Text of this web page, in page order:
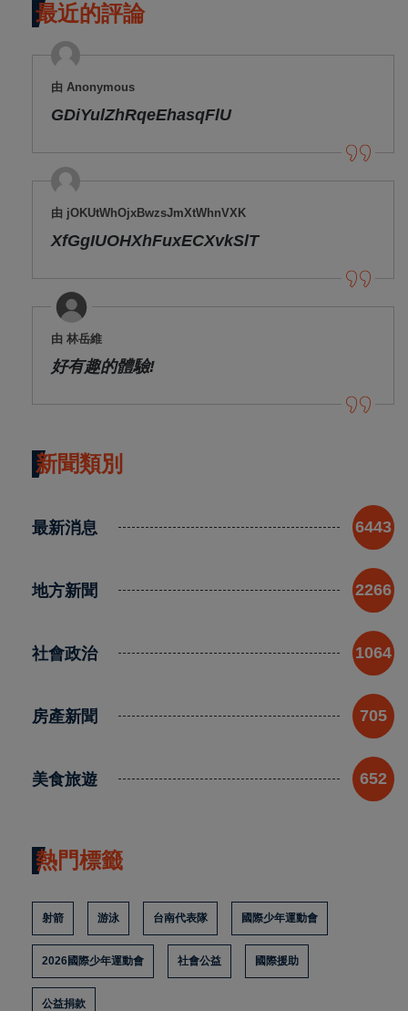
最近的評論
由 Anonymous
GDiYulZhRqeEhasqFlU
由 jOKUtWhOjxBwzsJmXtWhnVXK
XfGgIUOHXhFuxECXvkSlT
由 林岳維
好有趣的體驗!
新聞類別
最新消息 6443
地方新聞 2266
社會政治 1064
房產新聞 705
美食旅遊 652
熱門標籤
射箭 游泳 台南代表隊 國際少年運動會
2026國際少年運動會 社會公益 國際援助
公益捐款